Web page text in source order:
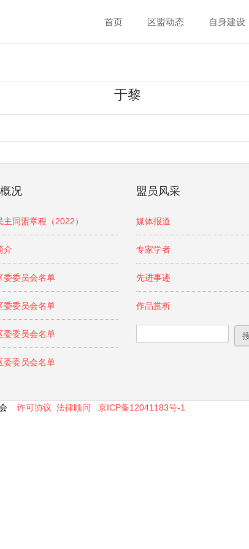
首页 区盟动态 自身建设
于黎
况
主同盟章程（2022）
介
委委员会名单
委委员会名单
委委员会名单
委委员会名单
盟员风采
媒体报道
专家学者
先进事迹
作品赏析
搜索表单
会 许可协议 法律顾问 京ICP备12041183号-1